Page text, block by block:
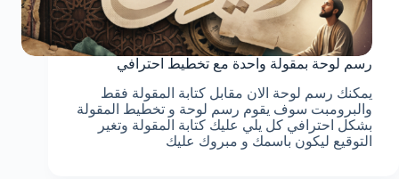
رسم لوحة بمقولة واحدة مع تخطيط احترافي
يمكنك رسم لوحة الان مقابل كتابة المقولة فقط
والبرومبت سوف يقوم رسم لوحة و تخطيط المقولة
بشكل احترافي كل يلي عليك كتابة المقولة وتغير
التوقيع ليكون باسمك و مبروك عليك